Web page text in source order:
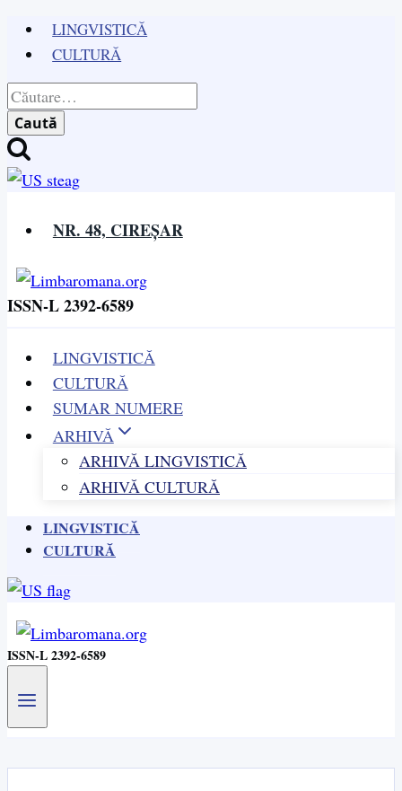
Skip
content
LINGVISTICĂ
CULTURĂ
Caută
după:
NR. 48, CIREȘAR
ISSN-L 2392-6589
LINGVISTICĂ
CULTURĂ
SUMAR NUMERE
ARHIVĂ
ARHIVĂ LINGVISTICĂ
ARHIVĂ CULTURĂ
LINGVISTICĂ
CULTURĂ
ISSN-L 2392-6589